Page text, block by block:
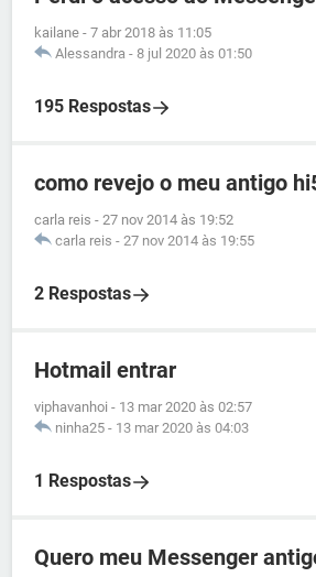
kailane - 7 abr 2018 às 11:05
Alessandra - 8 jul 2020 às 01:50
195 Respostas
como revejo o meu antigo
carla reis - 27 nov 2014 às 19:52
carla reis - 27 nov 2014 às 19:55
2 Respostas
Hotmail entrar
viphavanhoi - 13 mar 2020 às 02:57
ninha25 - 13 mar 2020 às 04:03
1 Respostas
Quero meu Messenger